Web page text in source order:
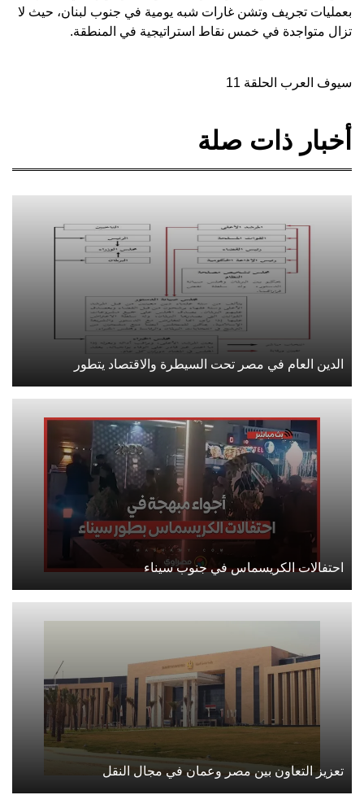
بعمليات تجريف وتشن غارات شبه يومية في جنوب لبنان، حيث لا
تزال متواجدة في خمس نقاط استراتيجية في المنطقة.
سيوف العرب الحلقة 11
أخبار ذات صلة
الدين العام في مصر تحت السيطرة والاقتصاد يتطور
احتفالات الكريسماس في جنوب سيناء
تعزيز التعاون بين مصر وعمان في مجال النقل